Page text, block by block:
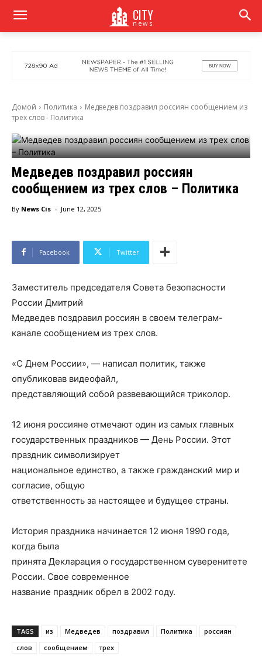
CITY
news
Домой Политика
Медведев поздравил россиян сообщением из
трех слов - Политика
Медведев поздравил россиян
сообщением из трех слов – Политика
By News Cis - June 12, 2025
Facebook Twitter
Заместитель председателя Совета безопасности
России Дмитрий
Медведев поздравил россиян в своем телеграм-
канале сообщением из трех слов.
«С Днем России», — написал политик, также
опубликовав видеофайл,
представляющий собой развевающийся триколор.
12 июня россияне отмечают один из самых главных
государственных праздников — День России. Этот
праздник символизирует
национальное единство, а также гражданский мир и
согласие, общую
ответственность за настоящее и будущее страны.
История праздника начинается 12 июня 1990 года,
когда была
принята Декларация о государственном суверенитете
России. Свое современное
название праздник обрел в 2002 году.
TAGS из Медведев поздравил Политика
россиян
слов
сообщением трех